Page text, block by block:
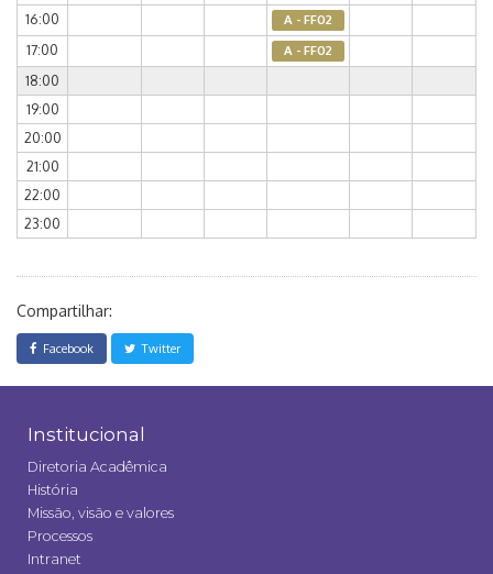
16:00
A - FF02
17:00 A - FF02
18:00
19:00
20:00
21:00
22:00
23:00
Compartilhar:
Facebook Twitter
Institucional
Diretoria Acadêmica
História
Missão, visão e valores
Processos
Intranet